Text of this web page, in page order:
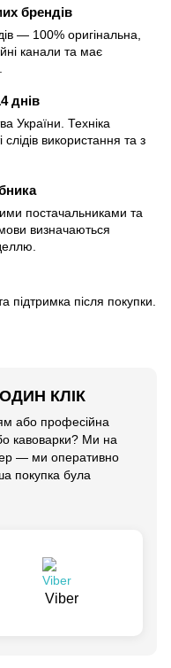
брендів
— 100% оригінальна,
канали та має
днів
України. Техніка
слідів використання та з
постачальниками та
визначаються
підтримка після покупки.
КЛІК
або професійна
кавоварки? Ми на
— ми оперативно
покупка була
Viber